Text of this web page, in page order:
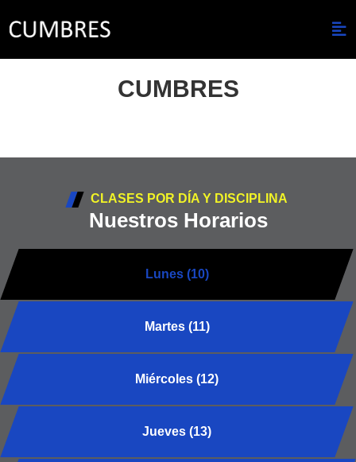
CUMBRES
CLASES POR DÍA Y DISCIPLINA
Nuestros Horarios
Lunes (10)
Martes (11)
Miércoles (12)
Jueves (13)